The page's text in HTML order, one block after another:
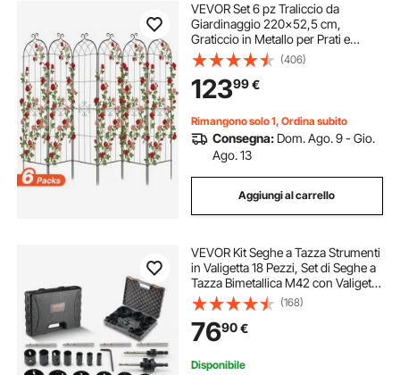
VEVOR Set 6 pz Traliccio da
Giardinaggio 220x52,5 cm,
Graticcio in Metallo per Prati e
Aiuole con Finitura Verniciata a
Polvere e Funzione ad Incastro, per
Sostegno di Fiori Ortaggi Piante
Rampicanti
(406)
12399€
Rimangono solo 1, Ordina subito
Consegna: Dom. Ago. 9 - Gio.
Ago. 13
Aggiungi al carrello
VEVOR Kit Seghe a Tazza Strumenti
in Valigetta 18 Pezzi, Set di Seghe a
Tazza Bimetallica M42 con Valigetta
Portatile Dimensioni per Uso
Generale da 1,9 cm a 11,4 cm, Set
Frese a Tazza per Legno Ferro
(168)
7690€
Disponibile